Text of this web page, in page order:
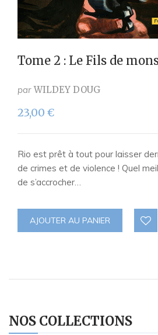
NOS COLLECTIONS
Tome 2 : Le Fils de
par WILDEY DOUG
23,00 €
Rio est prêt à tout pour laisser
de crimes et de violence ! Quel
de s’accrocher…
AJOUTER AU PANIER